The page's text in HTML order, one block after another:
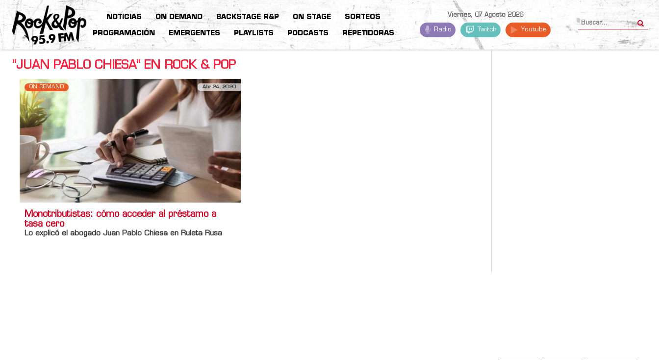
NOTICIAS ON DEMAND BACKSTAGE R&P ON STAGE SORTEOS
PROGRAMACIÓN EMERGENTES PLAYLISTS PODCASTS REPETIDORAS
Viernes, 07 Agosto 2026
Radio Twitch Youtube
"JUAN PABLO CHIESA" EN ROCK & POP
ON DEMAND Abr 24, 2020
Monotributistas: cómo acceder al préstamo a
tasa cero
Lo explicó el abogado Juan Pablo Chiesa en Ruleta Rusa